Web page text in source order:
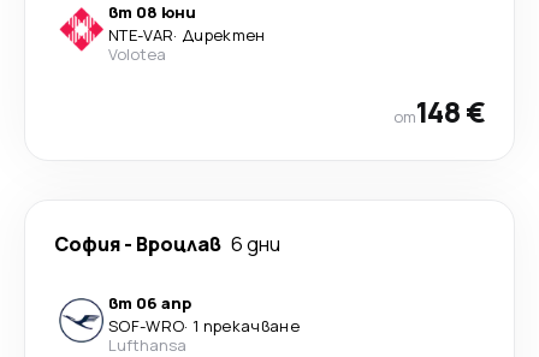
вт 08 юни
NTE-VAR· Директен
Volotea
от148 €
София- Вроцлав 6 дни
вт 06 апр
SOF-WRO· 1 прекачване
Lufthansa